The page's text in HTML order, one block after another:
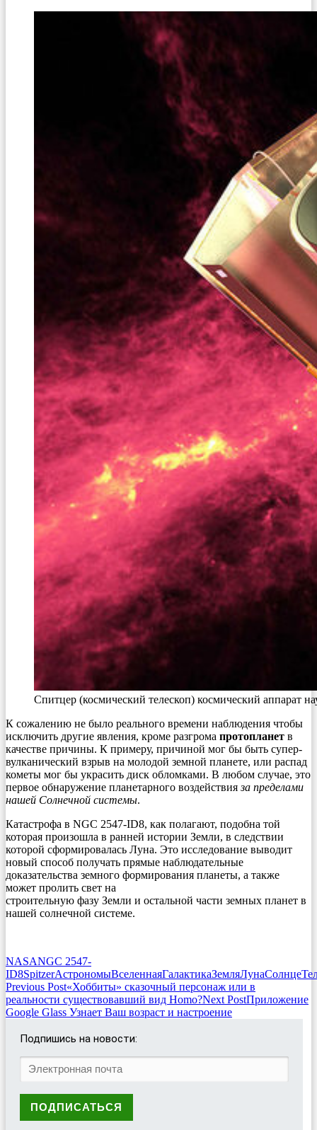
Спитцер (космический телескоп) космический аппарат
К сожалению не было реального времени наблюдения чтобы
исключить другие явления, кроме разгрома протопланет в
качестве причины. К примеру, причиной мог бы быть супер-
вулканический взрыв на молодой земной планете, или распад
кометы мог бы украсить диск обломками. В любом случае, это
первое обнаружение планетарного воздействияза пределами
нашей Солнечной системы.
Катастрофа в NGC 2547-ID8, как полагают, подобна той
которая произошла в ранней истории Земли, в следствии
которой сформировалась Луна. Это исследование выводит
новый способ получать прямые наблюдательные
доказательства земного формирования планеты, а также
может пролить свет на
строительную фазу Земли и остальной части земных планет в
нашей солнечной системе.
NASANGC 2547-
ID8SpitzerАстрономыВселеннаяГалактикаЗемляЛунаСолнце
Post
navigation
Previous Post«Хоббиты» сказочный персонаж или в
реальности существовавший вид Homo?Next PostПриложение
Google Glass Узнает Ваш возраст и настроение
Подпишись на новости: